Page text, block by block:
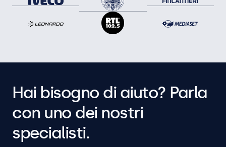
Hai bisogno di aiuto? Parla
con uno dei nostri
specialisti.